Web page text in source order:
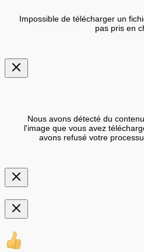
Impossible de télécharger un
pas pris en
Nous avons détecté du
l'image que vous avez
avons refusé votre